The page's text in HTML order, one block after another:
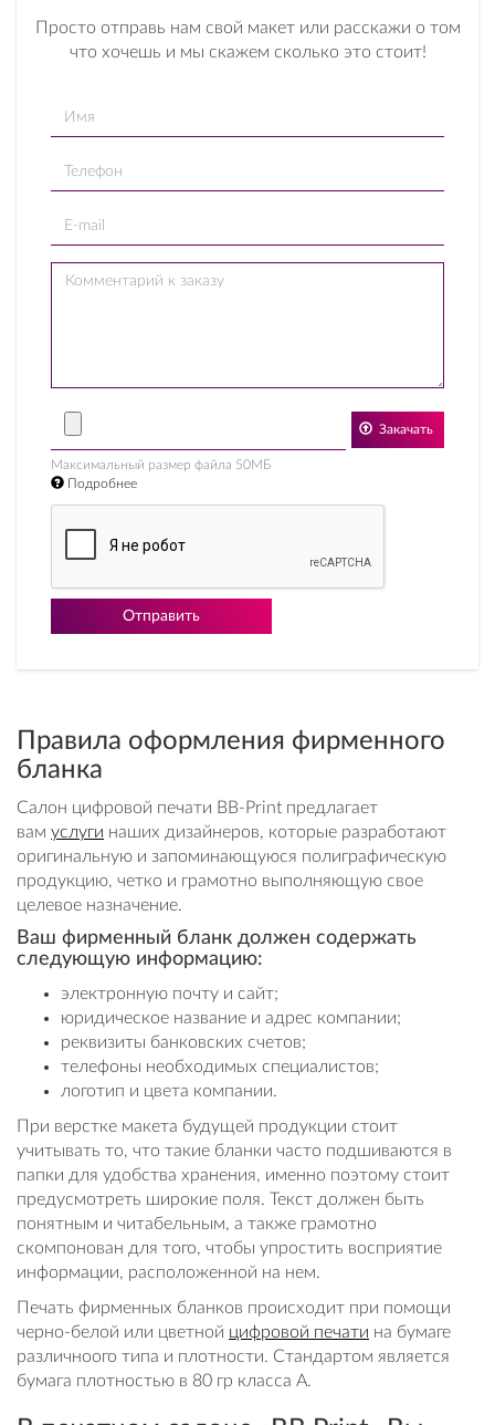
Просто отправь нам свой макет или расскажи о том
что хочешь и мы скажем сколько это стоит!
Закачать
Максимальный размер файла 50МБ
Подробнее
Отправить
Правила оформления фирменного
бланка
Салон цифровой печати BB-Print предлагает
вам услуги наших дизайнеров, которые разработают
оригинальную и запоминающуюся полиграфическую
продукцию, четко и грамотно выполняющую свое
целевое назначение.
Ваш фирменный бланк должен содержать
следующую информацию:
электронную почту и сайт;
юридическое название и адрес компании;
реквизиты банковских счетов;
телефоны необходимых специалистов;
логотип и цвета компании.
При верстке макета будущей продукции стоит
учитывать то, что такие бланки часто подшиваются в
папки для удобства хранения, именно поэтому стоит
предусмотреть широкие поля. Текст должен быть
понятным и читабельным, а также грамотно
скомпонован для того, чтобы упростить восприятие
информации, расположенной на нем.
Печать фирменных бланков происходит при помощи
черно-белой или цветной цифровой печати на бумаге
различноого типа и плотности. Стандартом является
бумага плотностью в 80 гр класса А.